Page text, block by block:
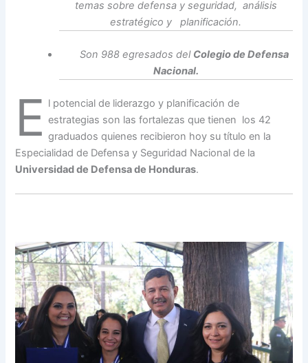
temas sobre defensa y seguridad, análisis
estratégico y planificación.
Son 988 egresados del Colegio de Defensa
Nacional.
E l potencial de liderazgo y planificación de
estrategias son las fortalezas que tienen los 42
graduados quienes recibieron hoy su título en la
Especialidad de Defensa y Seguridad Nacional de la
Universidad de Defensa de Honduras.